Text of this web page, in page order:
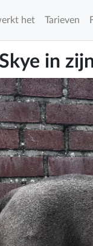
het Tarieven
in